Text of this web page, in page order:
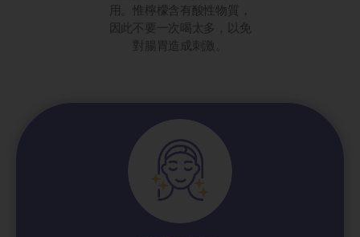
用。惟檸檬含有酸性物質，
因此不要一次喝太多，以免
對腸胃造成刺激。